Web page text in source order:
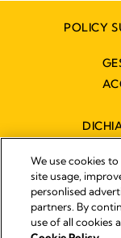
POLICY
Medela Italia
We use cookies
site usage,
personlised
partners. By
use of all cookies